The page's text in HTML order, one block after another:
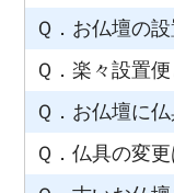
Ｑ．お仏壇の
Ｑ．楽々設置
Ｑ．お仏壇に
Ｑ．仏具の変